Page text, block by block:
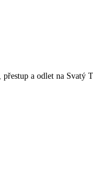
a odlet na Svatý